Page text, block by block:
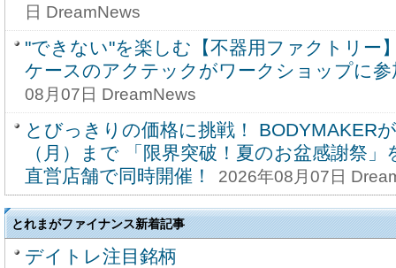
日 DreamNews
"できない"を楽しむ【不器用ファクトリー
ケースのアクテックがワークショップに
08月07日 DreamNews
とびっきりの価格に挑戦！ BODYMAKER
（月）まで 「限界突破！夏のお盆感謝祭
直営店舗で同時開催！
2026年08月07日
とれまがファイナンス新着記事
デイトレ注目銘柄